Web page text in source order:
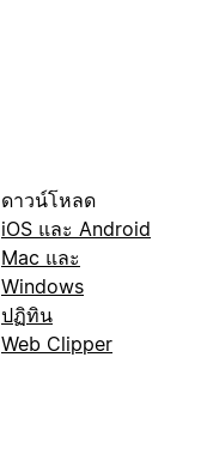
ดาวน์โหลด
iOS และ Android
Mac และ
Windows
ปฏิทิน
Web Clipper